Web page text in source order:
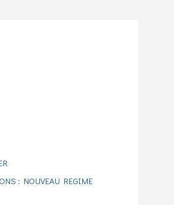
: NOUVEAU REGIME